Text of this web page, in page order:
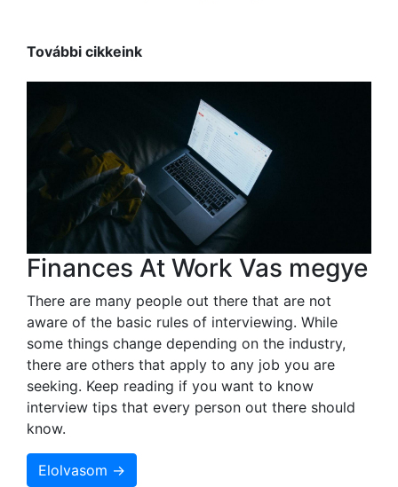
További cikkeink
Finances At Work Vas megye
There are many people out there that are not
aware of the basic rules of interviewing. While
some things change depending on the industry,
there are others that apply to any job you are
seeking. Keep reading if you want to know
interview tips that every person out there should
know.
Elolvasom →